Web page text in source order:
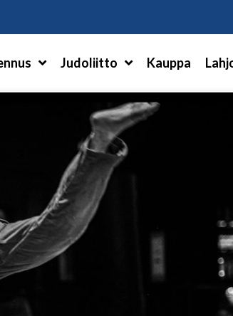
Judoliitto Kauppa